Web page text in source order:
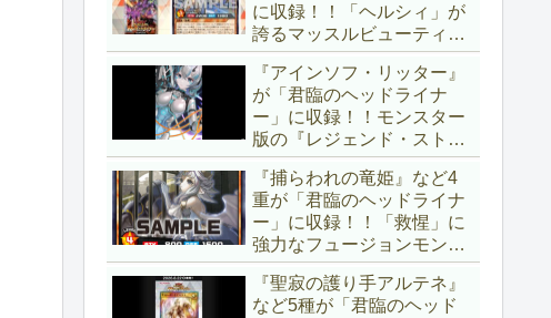
に収録！！「ヘルシィ」が
誇るマッスルビューティー
の詳細が判明！！優秀なリ
チュアル魔法『健康ズハ
イ！』をサルベージできる
サポーターでしたか～。
【遊戯王ラッシュデュエ
ル】
『アインソフ・リッター』
が「君臨のヘッドライナ
ー」に収録！！モンスター
版の『レジェンド・ストラ
イク』とも言える強力な蘇
生効果持ち！！そのステー
タスから、「救惺」との相
性も抜群に良いですね～。
【遊戯王ラッシュデュエ
ル】
『捕らわれの竜姫』など4
重が「君臨のヘッドライナ
ー」に収録！！「救惺」に
強力なフュージョンモンス
ターとサポーターが登
場！！性能の高さはもちろ
ん、イラストから推察され
『聖寂の護り手アルテネ』
など5種が「君臨のヘッド